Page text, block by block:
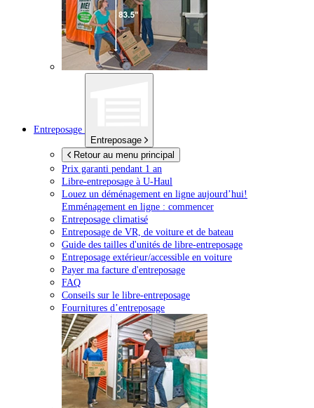
Entreposage
Entreposage
Retour au menu principal
Prix garanti pendant 1 an
Libre-entreposage à U-Haul
Louez un déménagement en ligne aujourd’hui!
Emménagement en ligne : commencer
Entreposage climatisé
Entreposage de VR, de voiture et de bateau
Guide des tailles d'unités de libre-entreposage
Entreposage extérieur/accessible en voiture
Payer ma facture d'entreposage
FAQ
Conseils sur le libre-entreposage
Fournitures d’entreposage